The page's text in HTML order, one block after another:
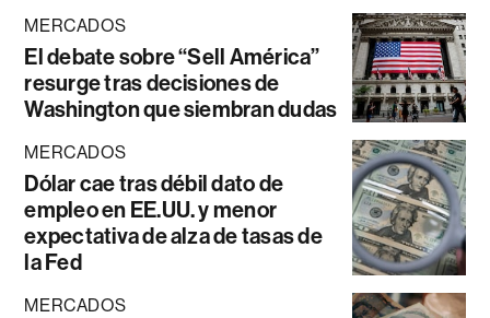
MERCADOS
El debate sobre “Sell América”
resurge tras decisiones de
Washington que siembran dudas
MERCADOS
Dólar cae tras débil dato de
empleo en EE.UU. y menor
expectativa de alza de tasas de
la Fed
MERCADOS